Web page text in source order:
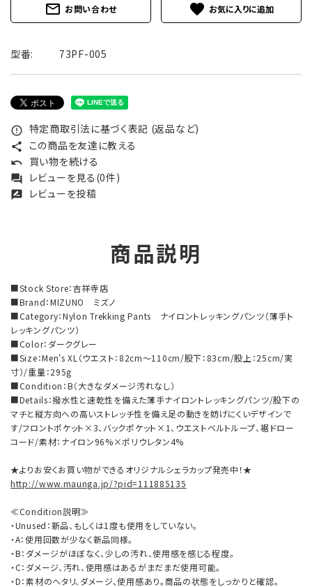
mail_outline お問い合わせ favorite
型番: 73PF-005
error_outline 特定商取引法に基づく表記 (返品など)
share この商品を友達に教える
undo 買い物を続ける
forum レビューを見る(0件)
rate_review レビューを投稿
商品説明
■Stock Store：吉祥寺店
■Brand：MIZUNO ミズノ
■Category：Nylon Trekking Pants ナイロントレッキングパンツ（薄手ト
レッキングパンツ）
■Color：ダークグレー
■Size：Men's XL（ウエスト：82cm～110cm/股下：83cm/股上：25cm/実
寸）/重量：295g
■Condition：B（大きなダメージ汚れなし）
■Details：撥水性と速乾性を備えた薄手ナイロントレッキングパンツ/股下の
マチと縦方向への高いストレッチ性を備え足の動きを妨げにくいデザインで
す/フロントポケット×3、バックポケット×1、ウエストベルトループ、裾ドロー
コード/素材：ナイロン96%×ポリウレタン4%
★よりお安くお買い物ができるオリジナルシェラカップ発売中！★
http://www.maunga.jp/?pid=111885135
≪Condition説明≫
・Unused：新品、もしくは1度も使用をしていない。
・A：使用回数が少なく新品同様。
・B：ダメージがほぼなく、少しの汚れ、使用感を感じる程度。
・C：ダメージ、汚れ、使用感はあるがまだまだ使用可能。
・D：素材のヘタリ、ダメージ、使用感あり。商品の状態をしっかりと確認。